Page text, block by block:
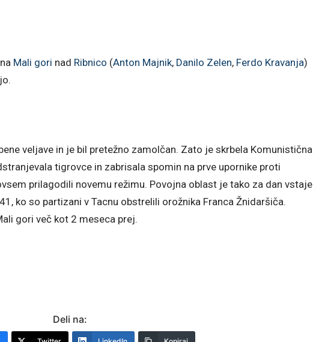
Mali gori nad Ribnico (Anton Majnik, Danilo Zelen, Ferdo Kravanja)
veljave in je bil pretežno zamolčan. Zato je skrbela Komunistična
tigrovce in zabrisala spomin na prve upornike proti
prilagodili novemu režimu. Povojna oblast je tako za dan vstaje
ko so partizani v Tacnu obstrelili orožnika Franca Žnidaršiča.
gori več kot 2 meseca prej.
Deli na: